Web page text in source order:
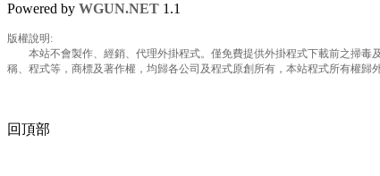
Powered by WGUN.NET 1.1
版權說明:
本站不會製作、經銷、代理外掛程式。僅免費提供外掛程式下載前之掃毒
稱、程式等，商標及著作權，均歸各公司及程式原創所有，本站程式所有權歸
回頂部